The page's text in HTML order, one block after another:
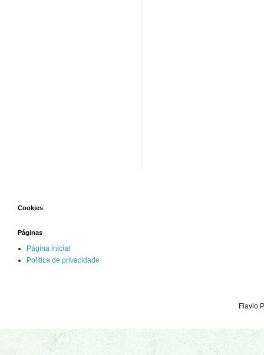
Cookies
Páginas
Página inicial
Política de privacidade
Flavio